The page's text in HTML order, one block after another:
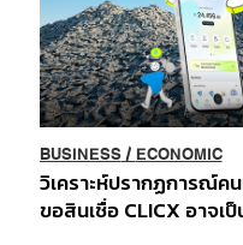
BUSINESS/ ECONOMIC
วิเคราะห์ปรากฏการณ์ค
ขอสินเชื่อ CLICX อาจเป็